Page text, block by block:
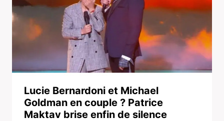
Lucie Bernardoni et Michael
Goldman en couple ? Patrice
Maktav brise enfin de silence